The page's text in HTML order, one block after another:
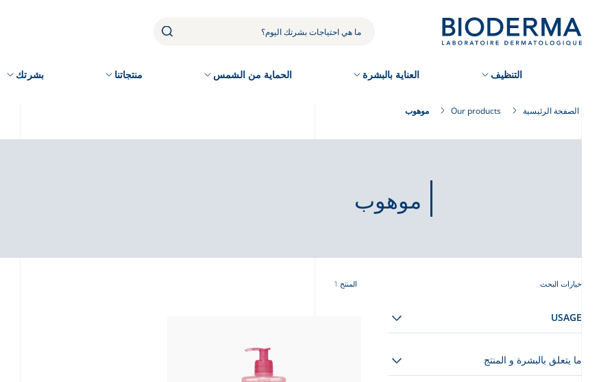
التنظيف العناية بالبشرة الحماية من الشمس منتجاتنا بشرتك
الصفحة الرئيسية Our products موهوب
موهوب
خيارات البحث المنتج 1
USAGE
ما يتعلق بالبشرة و المنتج